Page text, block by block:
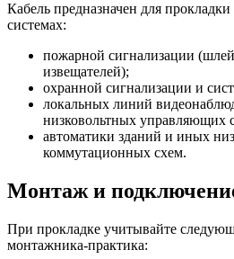
Кабель предназначен для
системах:
пожарной сигнализации
извещателей);
охранной сигнализации и
локальных линий
низковольтных управляющих
автоматики зданий и иных
коммутационных схем.
Монтаж и
При прокладке учитывайте
монтажника-практика: